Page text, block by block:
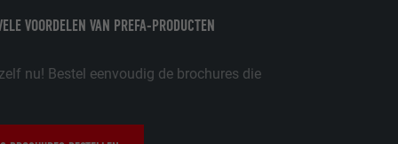
VOORDELEN VAN PREFA-PRODUCTEN
nu! Bestel eenvoudig de brochures die
van